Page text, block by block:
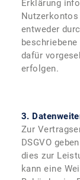
Erklärung
entweder
dafür
erfolgen.
3.
Zur
DSGVO
dies zur
kann eine